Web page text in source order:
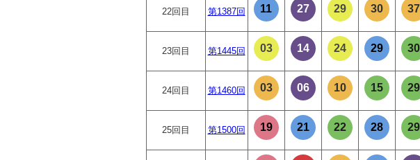
22回目 第1387回 11 27 29 30 37
23回目 第1445回 03 14 24 29 30
24回目 第1460回 03 06 10 15 29
25回目 第1500回 19 21 22 28 29